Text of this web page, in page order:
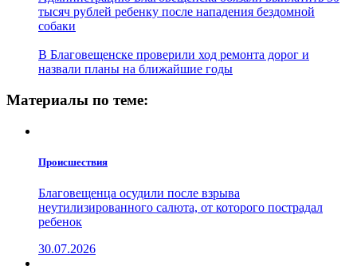
тысяч рублей ребенку после нападения бездомной
собаки
В Благовещенске проверили ход ремонта дорог и
назвали планы на ближайшие годы
Материалы по теме:
Проиcшествия
Благовещенца осудили после взрыва
неутилизированного салюта, от которого пострадал
ребенок
30.07.2026